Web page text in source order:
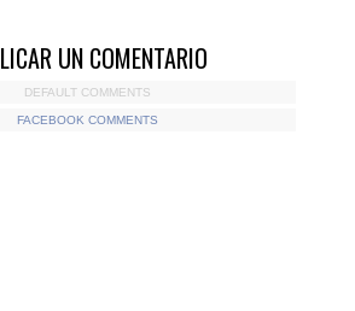
UN COMENTARIO
DEFAULT COMMENTS
FACEBOOK COMMENTS